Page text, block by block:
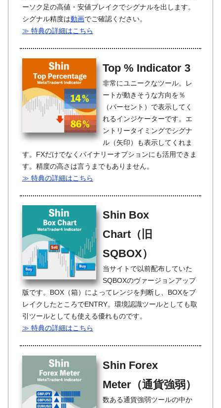
ーソク足の高値・安値ブレイクでシグナルを出します。
シグナル精度は動画でご確認ください。
≫ 特典の詳細はこちら
Top % Indicator 3
非常にユニークなツール。レ
ートが動きそうな方向を％
（パーセント）で表示してく
れるインジケーターです。エ
ントリータイミングでシグナ
ル（矢印）も表示してくれま
す。FXだけでなくバイナリーオプションにも活用できま
す。精度の高さは言うまでもありません。
≫ 特典の詳細はこちら
Shin Box
Chart（旧
SQBOX）
当サイトで以前配布していた
SQBOXのヴァージョンアップ
版です。BOX（箱）によってレンジを判断し、BOXをブ
レイクしたところでENTRY。環境認識ツールとしても取
引ツールとしても使える優れものです。
≫ 特典の詳細はこちら
Shin Forex
Meter（通貨強弱）
数ある通貨強弱ツールの中か